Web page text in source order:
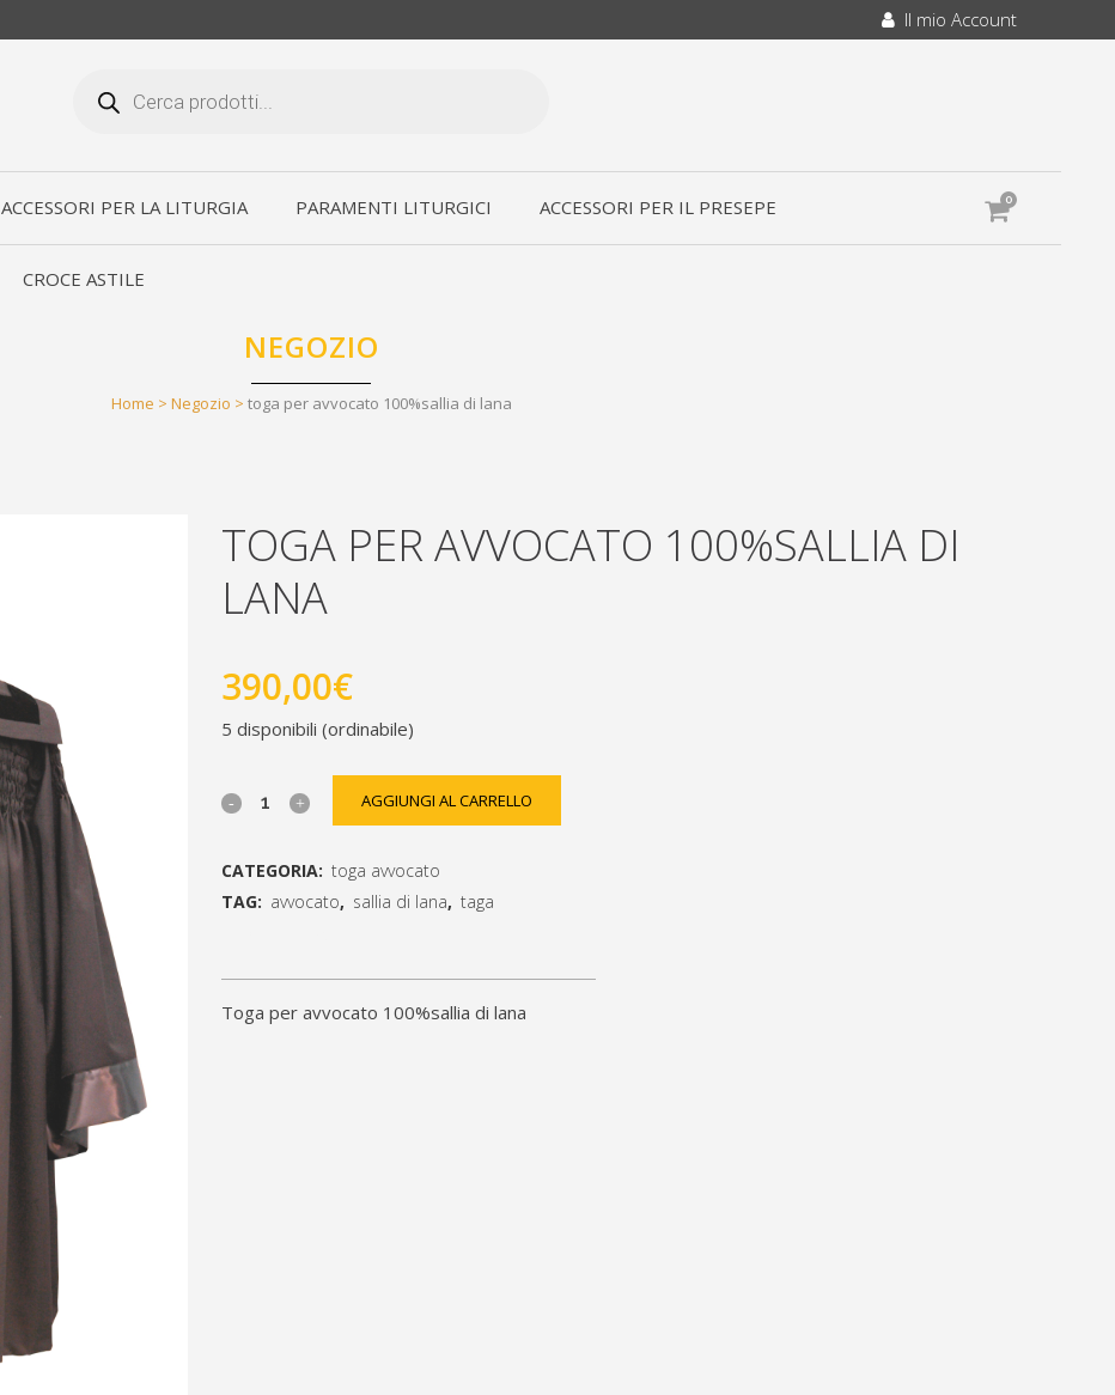
Il mio Account
search
ACCESSORI PER LA LITURGIA PARAMENTI LITURGICI ACCESSORI PER IL PRESEPE
CROCE ASTILE
0
NEGOZIO
Home > Negozio > toga per avvocato 100%sallia di lana
TOGA PER AVVOCATO 100%SALLIA DI
LANA
390,00€
5 disponibili (ordinabile)
toga
di
lana
AGGIUNGI AL CARRELLO
CATEGORIA: toga avvocato
TAG: avvocato, sallia di lana, taga
toga per avvocato 100%sallia di lana